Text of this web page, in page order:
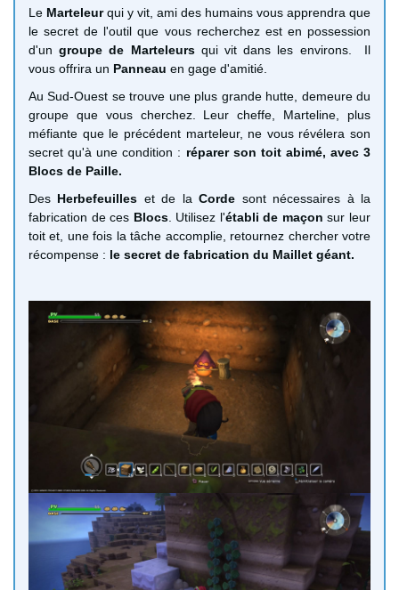
Le Marteleurqui y vit, ami des humains vous apprendra que
le secret de l'outil que vous recherchez est en possession
d'ungroupe de Marteleursqui vit dans les environs. Il
vous offrira un Panneau en gage d'amitié.
Au Sud-Ouest se trouve une plus grande hutte, demeure du
groupe que vous cherchez. Leur cheffe, Marteline, plus
méfiante que le précédent marteleur, ne vous révélera son
secret qu'à une condition : réparer son toit abimé, avec 3
Blocs de Paille.
Des Herbefeuilles et de laCorde sont nécessaires à la
fabrication de ces Blocs. Utilisez l'établi de maçon sur leur
toit et, une fois la tâche accomplie, retournez chercher votre
récompense : le secret de fabrication du Maillet géant.